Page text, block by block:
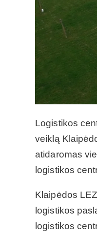
Logistikos
veiklą
atidaromas
logistikos
Klaipėdos
logistikos
logistikos